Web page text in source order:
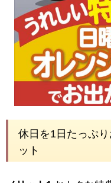
休日を1日たっぷ
ット